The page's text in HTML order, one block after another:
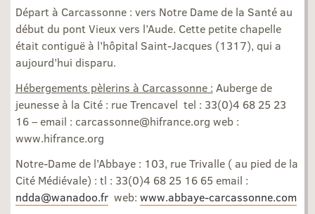
Départ à Carcassonne : vers Notre Dame de la Santé au
début du pont Vieux vers l’Aude. Cette petite chapelle
était contiguë à l’hôpital Saint-Jacques (1317), qui a
aujourd’hui disparu.
Hébergements pèlerins à Carcassonne : Auberge de
jeunesse à la Cité : rue Trencavel tel : 33(0)4 68 25 23
16 – email : carcassonne@hifrance.org web :
www.hifrance.org
Notre-Dame de l’Abbaye : 103, rue Trivalle ( au pied de la
Cité Médiévale) : tl : 33(0)4 68 25 16 65 email :
ndda@wanadoo.frweb: www.abbaye-carcassonne.com